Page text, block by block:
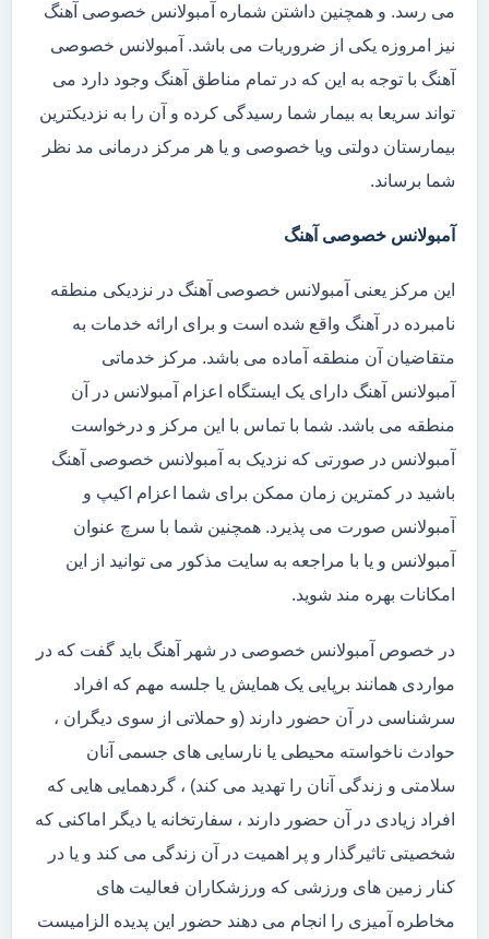
می رسد. و همچنین داشتن شماره آمبولانس خصوصی آهنگ
نیز امروزه یکی از ضروریات می باشد. آمبولانس خصوصی
آهنگ با توجه به این که در تمام مناطق آهنگ وجود دارد می
تواند سریعا به بیمار شما رسیدگی کرده و آن را به نزدیکترین
بیمارستان دولتی ویا خصوصی و یا هر مرکز درمانی مد نظر
شما برساند.
آمبولانس خصوصی آهنگ
این مرکز یعنی آمبولانس خصوصی آهنگ در نزدیکی منطقه
نامبرده در آهنگ واقع شده است و برای ارائه خدمات به
متقاضیان آن منطقه آماده می باشد. مرکز خدماتی
آمبولانس آهنگ دارای یک ایستگاه اعزام آمبولانس در آن
منطقه می باشد. شما با تماس با این مرکز و درخواست
آمبولانس در صورتی که نزدیک به آمبولانس خصوصی آهنگ
باشید در کمترین زمان ممکن برای شما اعزام اکیپ و
آمبولانس صورت می پذیرد. همچنین شما با سرچ عنوان
آمبولانس و یا با مراجعه به سایت مذکور می توانید از این
امکانات بهره مند شوید.
در خصوص آمبولانس خصوصی در شهر آهنگ باید گفت که در
مواردی همانند برپایی یک همایش یا جلسه مهم که افراد
سرشناسی در آن حضور دارند (و حملاتی از سوی دیگران ،
حوادث ناخواسته محیطی یا نارسایی های جسمی آنان
سلامتی و زندگی آنان را تهدید می کند) ، گردهمایی هایی که
افراد زیادی در آن حضور دارند ، سفارتخانه یا دیگر اماکنی که
شخصیتی تاثیرگذار و پر اهمیت در آن زندگی می کند و یا در
کنار زمین های ورزشی که ورزشکاران فعالیت های
مخاطره آمیزی را انجام می دهند حضور این پدیده الزامیست